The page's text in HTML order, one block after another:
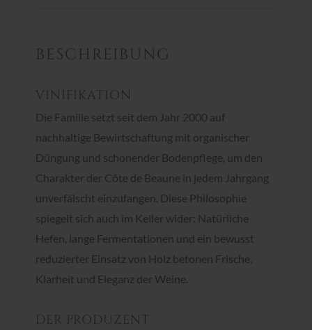
BESCHREIBUNG
VINIFIKATION
Die Familie setzt seit dem Jahr 2000 auf
nachhaltige Bewirtschaftung mit organischer
Düngung und schonender Bodenpflege, um den
Charakter der Côte de Beaune in jedem Jahrgang
unverfälscht einzufangen. Diese Philosophie
spiegelt sich auch im Keller wider: Natürliche
Hefen, lange Fermentationen und ein bewusst
reduzierter Einsatz von Holz betonen Frische,
Klarheit und Eleganz der Weine.
DER PRODUZENT